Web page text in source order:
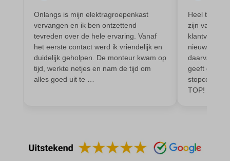
Onlangs is mijn elektragroepenkast
vervangen en ik ben ontzettend
tevreden over de hele ervaring. Vanaf
het eerste contact werd ik vriendelijk en
duidelijk geholpen. De monteur kwam op
tijd, werkte netjes en nam de tijd om
alles goed uit te …
Heel
zijn vak, is
nieuwe
daarvan.
geeft goed
TOP!
i18next
kconsent
marketing_cookies
perf_*